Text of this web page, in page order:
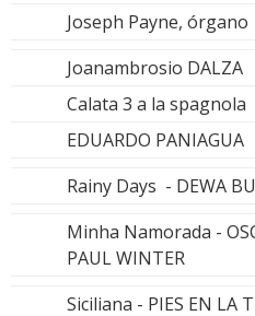
Joseph Payne, órgano
Joanambrosio DALZA
Calata 3 a la spagnola
EDUARDO PANIAGUA
Rainy Days - DEWA
Minha Namorada -
PAUL WINTER
Siciliana - PIES EN LA